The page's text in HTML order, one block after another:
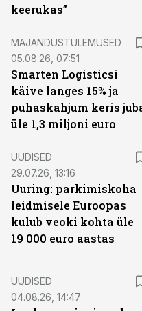
keerukas”
MAJANDUSTULEMUSED
05.08.26, 07:51
Smarten Logisticsi
käive langes 15% ja
puhaskahjum keris
üle 1,3 miljoni euro
UUDISED
29.07.26, 13:16
Uuring: parkimiskoha
leidmisele Euroopas
kulub veoki kohta üle
19 000 euro aastas
UUDISED
04.08.26, 14:47